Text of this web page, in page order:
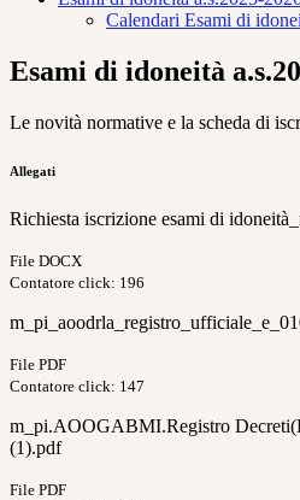
Calendari Esami di
Esami di idoneità
Le novità normative e la scheda di
Allegati
Richiesta iscrizione esami di
File DOCX
Contatore click: 196
File PDF
Contatore click: 147
m_pi.AOOGABMI.Registro
(1).pdf
File PDF